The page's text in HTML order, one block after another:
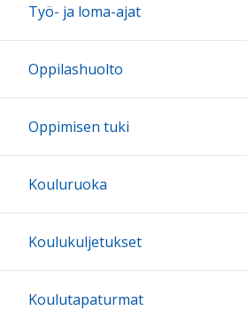
19:00
20:00
Työ- ja loma-ajat
Oppilashuolto
Oppimisen tuki
Kouluruoka
Koulukuljetukset
Koulutapaturmat